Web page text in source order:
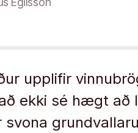
upplifir
ekki sé hægt að